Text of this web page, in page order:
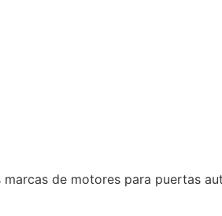
de motores para puertas